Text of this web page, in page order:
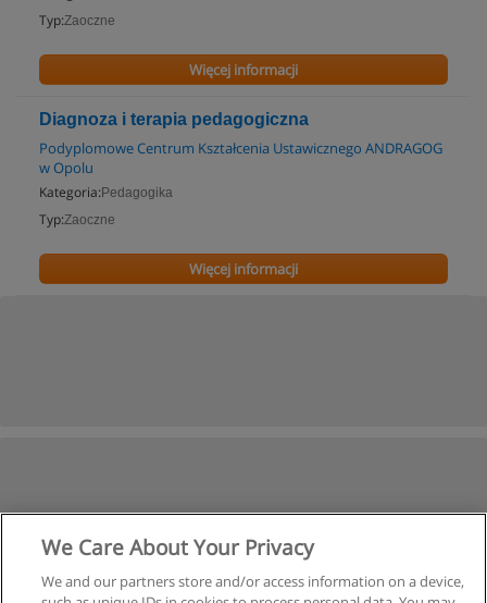
Typ:Zaoczne
Więcej informacji
Diagnoza i terapia pedagogiczna
Podyplomowe Centrum Kształcenia Ustawicznego ANDRAGOG
w Opolu
Kategoria: Pedagogika
Typ:Zaoczne
Więcej informacji
We Care About Your Privacy
We and our partners store and/or access information on a device,